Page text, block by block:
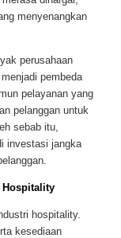
menyenangkan
perusahaan
pembeda
pelayanan yang
pelanggan untuk
sebab itu,
investasi jangka
Hospitality
hospitality.
kesediaan